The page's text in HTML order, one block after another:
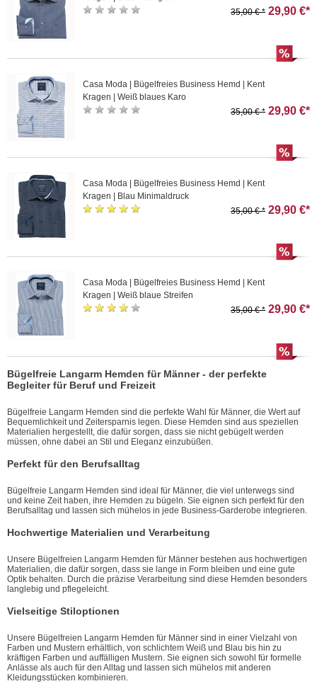
35,00 € * 29,90 €*
Casa Moda | Bügelfreies Business Hemd | Kent
Kragen | Weiß blaues Karo
35,00 € * 29,90 €*
Casa Moda | Bügelfreies Business Hemd | Kent
Kragen | Blau Minimaldruck
35,00 € * 29,90 €*
Casa Moda | Bügelfreies Business Hemd | Kent
Kragen | Weiß blaue Streifen
35,00 € * 29,90 €*
Bügelfreie Langarm Hemden für Männer - der perfekte
Begleiter für Beruf und Freizeit
Bügelfreie Langarm Hemden sind die perfekte Wahl für Männer, die Wert auf
Bequemlichkeit und Zeitersparnis legen. Diese Hemden sind aus speziellen
Materialien hergestellt, die dafür sorgen, dass sie nicht gebügelt werden
müssen, ohne dabei an Stil und Eleganz einzubüßen.
Perfekt für den Berufsalltag
Bügelfreie Langarm Hemden sind ideal für Männer, die viel unterwegs sind
und keine Zeit haben, ihre Hemden zu bügeln. Sie eignen sich perfekt für den
Berufsalltag und lassen sich mühelos in jede Business-Garderobe integrieren.
Hochwertige Materialien und Verarbeitung
Unsere Bügelfreien Langarm Hemden für Männer bestehen aus hochwertigen
Materialien, die dafür sorgen, dass sie lange in Form bleiben und eine gute
Optik behalten. Durch die präzise Verarbeitung sind diese Hemden besonders
langlebig und pflegeleicht.
Vielseitige Stiloptionen
Unsere Bügelfreien Langarm Hemden für Männer sind in einer Vielzahl von
Farben und Mustern erhältlich, von schlichtem Weiß und Blau bis hin zu
kräftigen Farben und auffälligen Mustern. Sie eignen sich sowohl für formelle
Anlässe als auch für den Alltag und lassen sich mühelos mit anderen
Kleidungsstücken kombinieren.